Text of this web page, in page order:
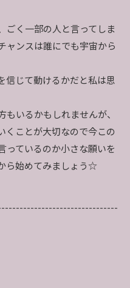
ごく一部の人と言ってしま
ャンスは誰にでも宇宙から
信じて動けるかだと私は思
いるかもしれませんが、
くことが大切なので今この
っているのか小さな願いを
ら始めてみましょう☆